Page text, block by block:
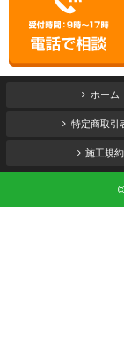
ホーム
特定商取引
施工規約